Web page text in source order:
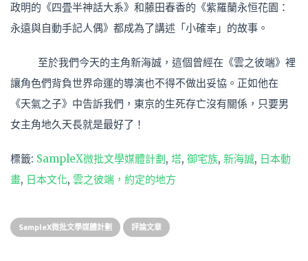
政明的《四畳半神話大系》和藤田春香的《紫羅蘭永恒花園：
永遠與自動手記人偶》都成為了講述「小確幸」的故事。
至於我們今天的主角新海誠，這個曾經在《雲之彼端》裡
讓角色們背負世界命運的導演也不得不做出妥協。正如他在
《天氣之子》中告訴我們，東京的生死存亡沒有關係，只要男
女主角地久天長就是最好了！
標籤: SampleX微批文學媒體計劃, 塔, 御宅族, 新海誠, 日本動
畫, 日本文化, 雲之彼端，約定的地方
SampleX微批文學媒體計劃 評論文章